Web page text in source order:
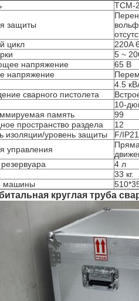
TCM-
защиты
цикл
220A
5 ~
напряжение
65 В
напряжение
4.5
сварного пистолета
10-
память
99
пространство раздела
12
изоляции/уровень защиты
F/IP21
управления
4 л
33 кг.
машины
круглая труба